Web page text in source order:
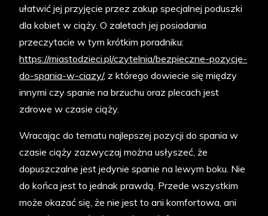
ułatwić jej przyjęcie przez zakup specjalnej poduszki
dla kobiet w ciąży. O zaletach jej posiadania
przeczytacie w tym krótkim poradniku:
https://miastodzieci.pl/czytelnia/bezpieczne-pozycje-
do-spania-w-ciazy/, z którego dowiecie się między
innymi czy spanie na brzuchu oraz plecach jest
zdrowe w czasie ciąży.
Wracając do tematu najlepszej pozycji do spania w
czasie ciąży zazwyczaj można usłyszeć, że
dopuszczalne jest jedynie spanie na lewym boku. Nie
do końca jest to jednak prawdą. Przede wszystkim
może okazać się, że nie jest to ani komfortowa, ani